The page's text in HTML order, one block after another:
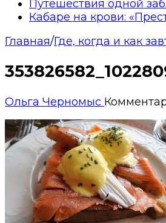
Путешествия одной
Кабаре на крови:
Главная/Где, когда и как
Ольга Черномыс